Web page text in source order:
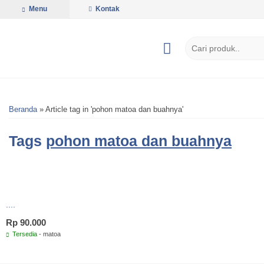
Menu Kontak
Beranda» Article tag in 'pohon matoa dan buahnya'
Tags pohon matoa dan buahnya
Rp 90.000
Tersedia - matoa